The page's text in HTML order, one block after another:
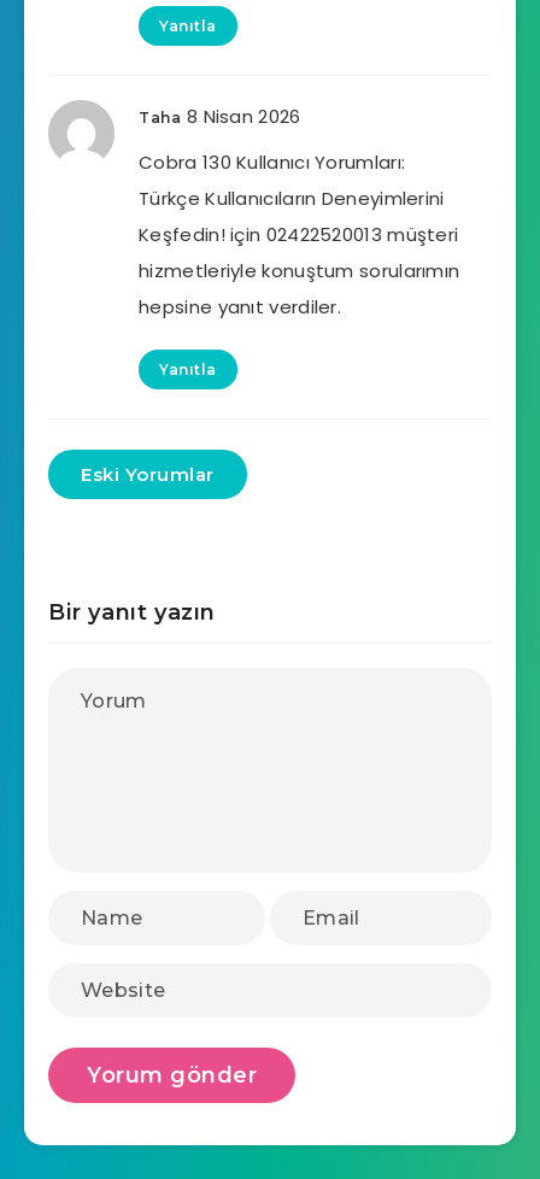
Yanıtla
Taha 8 Nisan 2026
Cobra 130 Kullanıcı Yorumları:
Türkçe Kullanıcıların Deneyimlerini
Keşfedin! için 02422520013 müşteri
hizmetleriyle konuştum sorularımın
hepsine yanıt verdiler.
Yanıtla
Eski Yorumlar
Bir yanıt yazın